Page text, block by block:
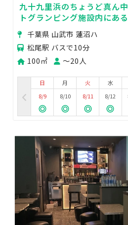
九十九里浜のちょうど真ん
トグランピング施設内にあ
＆ガーデンを貸切でご利用い
千葉県 山武市 蓮沼ハ
松尾駅 バスで10分
100㎡
〜20人
日
8/9
月
8/10
火
8/11
水
8/12